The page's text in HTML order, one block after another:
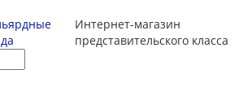
Интернет-магазин
представительского класса